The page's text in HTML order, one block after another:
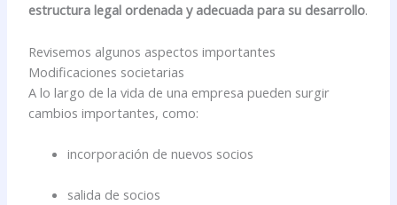
estructura legal ordenada y adecuada para su desarrollo.
Revisemos algunos aspectos importantes
Modificaciones societarias
A lo largo de la vida de una empresa pueden surgir
cambios importantes, como:
incorporación de nuevos socios
salida de socios